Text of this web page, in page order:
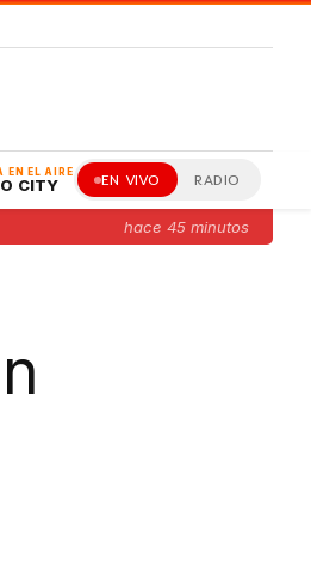
EN EL AIRE
CITY EN VIVO RADIO
hace 45 minutos